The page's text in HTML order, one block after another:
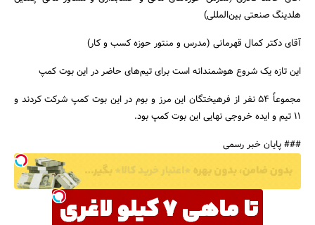
هلدینگ صنعتی بین‌المللی)
آقای دکتر کمال قهرمانی (مدرس و منتور حوزه کسب و کار)
این تازه یک شروع هوشمندانه است برای تیم‌های حاضر در این بوت کمپ
مجموعاً 54 نفر از فرهیختگان این مرز و بوم در این بوت کمپ شرکت کردند و
11 تیم و ایده خروجی نهایی این بوت کمپ بود.
### پایان خبر رسمی